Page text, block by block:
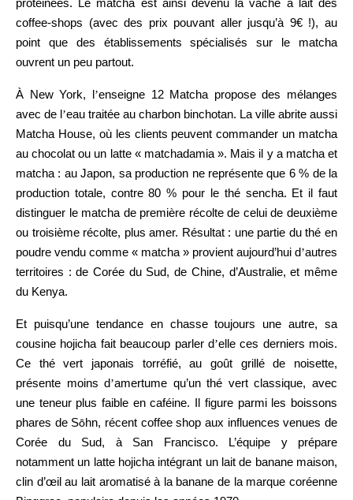
protéinées. Le matcha est ainsi devenu la vache à lait des
coffee-shops (avec des prix pouvant aller jusqu’à 9€ !), au
point que des établissements spécialisés sur le matcha
ouvrent un peu partout.
À New York, l’enseigne 12 Matcha propose des mélanges
avec de l’eau traitée au charbon binchotan. La ville abrite aussi
Matcha House, où les clients peuvent commander un matcha
au chocolat ou un latte « matchadamia ». Mais il y a matcha et
matcha : au Japon, sa production ne représente que 6 % de la
production totale, contre 80 % pour le thé sencha. Et il faut
distinguer le matcha de première récolte de celui de deuxième
ou troisième récolte, plus amer. Résultat : une partie du thé en
poudre vendu comme « matcha » provient aujourd’hui d’autres
territoires : de Corée du Sud, de Chine, d’Australie, et même
du Kenya.
Et puisqu’une tendance en chasse toujours une autre, sa
cousine hojicha fait beaucoup parler d’elle ces derniers mois.
Ce thé vert japonais torréfié, au goût grillé de noisette,
présente moins d’amertume qu’un thé vert classique, avec
une teneur plus faible en caféine. Il figure parmi les boissons
phares de Sōhn, récent coffee shop aux influences venues de
Corée du Sud, à San Francisco. L’équipe y prépare
notamment un latte hojicha intégrant un lait de banane maison,
clin d’œil au lait aromatisé à la banane de la marque coréenne